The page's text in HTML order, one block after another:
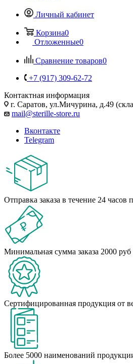
Личный кабинет
Корзина0
Отложенные0
Сравнение товаров0
+7 (917) 309-62-72
Контактная информация
г. Саратов, ул.Мичурина, д.49
mail@sterille-store.ru
Вконтакте
Telegram
Отправка заказа в течение 24 часов
Минимальная сумма заказа 2000 руб
Сертифицированная продукция от
Более 5000 наименований